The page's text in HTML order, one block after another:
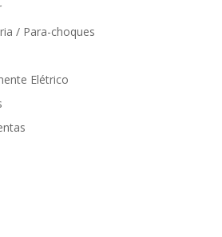
/ Para-choques
Elétrico